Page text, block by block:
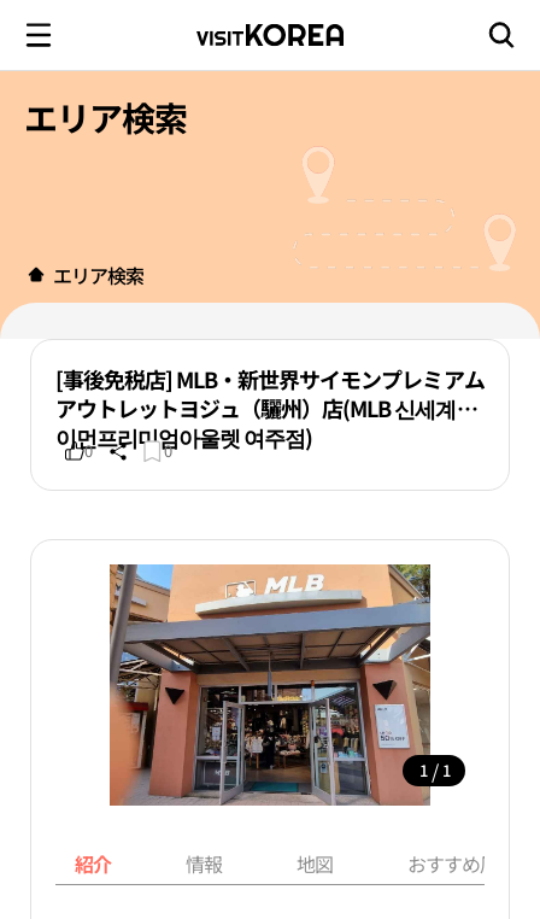
エリア検索
エリア検索
[事後免税店] MLB・新世界サイモンプレミアム
アウトレットヨジュ（驪州）店(MLB 신세계사
이먼프리미엄아울렛 여주점)
0 0
1 / 1
紹介 情報 地図 おすすめ周辺